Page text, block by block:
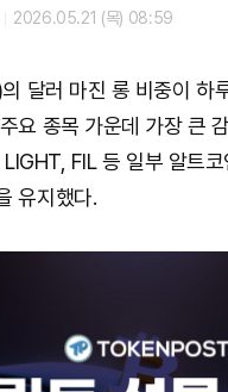
2026.05.21 (목) 08:59
달러 마진 롱 비중이 하
요 종목 가운데 가장 큰
LIGHT, FIL 등 일부 알트
유지했다.